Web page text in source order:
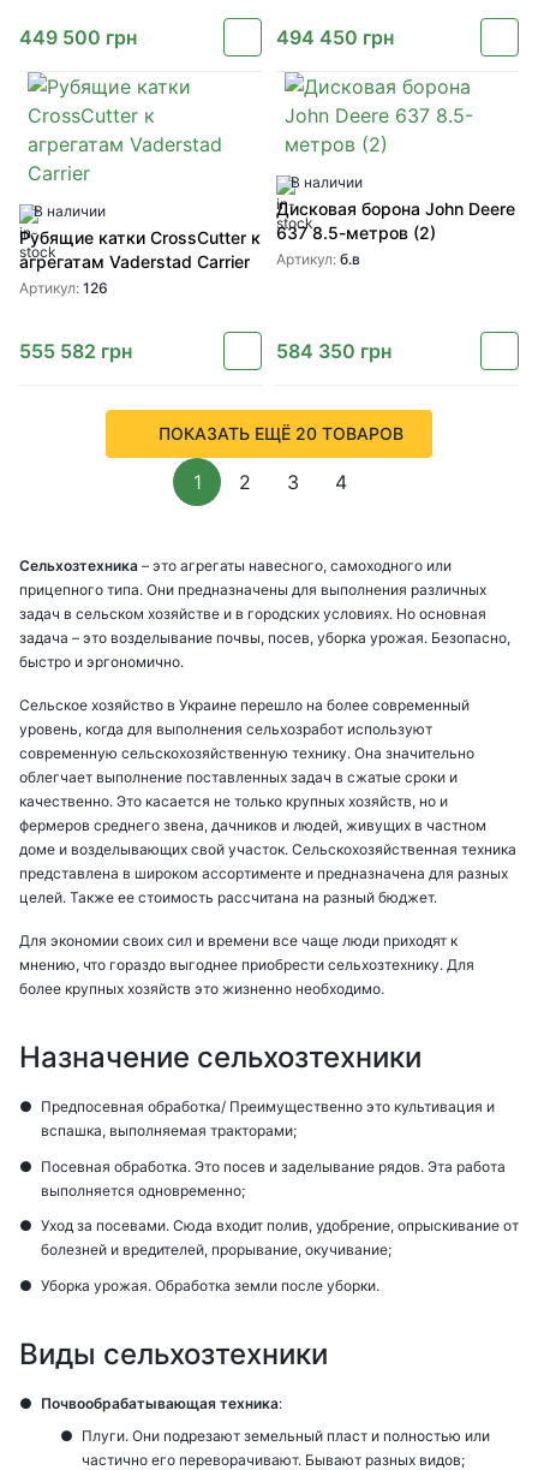
449 500 грн 494 450 грн
В наличии
Рубящие катки CrossCutter к
агрегатам Vaderstad Carrier
Артикул: 126
555 582 грн
В наличии
Дисковая борона John Deere
637 8.5-метров (2)
Артикул: б.в
584 350 грн
ПОКАЗАТЬ ЕЩЁ 20 ТОВАРОВ
1 2 3 4
Сельхозтехника – это агрегаты навесного, самоходного или
прицепного типа. Они предназначены для выполнения различных
задач в сельском хозяйстве и в городских условиях. Но основная
задача – это возделывание почвы, посев, уборка урожая. Безопасно,
быстро и эргономично.
Сельское хозяйство в Украине перешло на более современный
уровень, когда для выполнения сельхозработ используют
современную сельскохозяйственную технику. Она значительно
облегчает выполнение поставленных задач в сжатые сроки и
качественно. Это касается не только крупных хозяйств, но и
фермеров среднего звена, дачников и людей, живущих в частном
доме и возделывающих свой участок. Сельскохозяйственная техника
представлена ​​в широком ассортименте и предназначена для разных
целей. Также ее стоимость рассчитана на разный бюджет.
Для экономии своих сил и времени все чаще люди приходят к
мнению, что гораздо выгоднее приобрести сельхозтехнику. Для
более крупных хозяйств это жизненно необходимо.
Назначение сельхозтехники
Предпосевная обработка/ Преимущественно это культивация и
вспашка, выполняемая тракторами;
Посевная обработка. Это посев и заделывание рядов. Эта работа
выполняется одновременно;
Уход за посевами. Сюда входит полив, удобрение, опрыскивание от
болезней и вредителей, прорывание, окучивание;
Уборка урожая. Обработка земли после уборки.
Виды сельхозтехники
Почвообрабатывающая техника:
Плуги. Они подрезают земельный пласт и полностью или
частично его переворачивают. Бывают разных видов;